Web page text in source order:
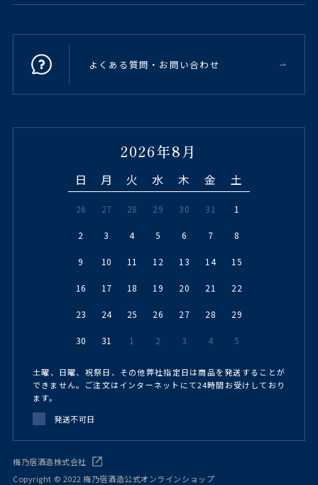
よくある質問・お問い合わせ
2026年8月
日 月 火 水 木 金 土
26 27 28 29 30 31 1
2 3 4 5 6 7 8
9 10 11 12 13 14 15
16 17 18 19 20 21 22
23 24 25 26 27 28 29
30 31 1 2 3 4 5
土曜、日曜、祝祭日、その他弊社指定日は商品を発送することが
できません。ご注文はインターネットにて24時間お受けしており
ます。
発送不可日
梅乃宿酒造株式会社
Copyright © 2022 梅乃宿酒造公式オンラインショップ